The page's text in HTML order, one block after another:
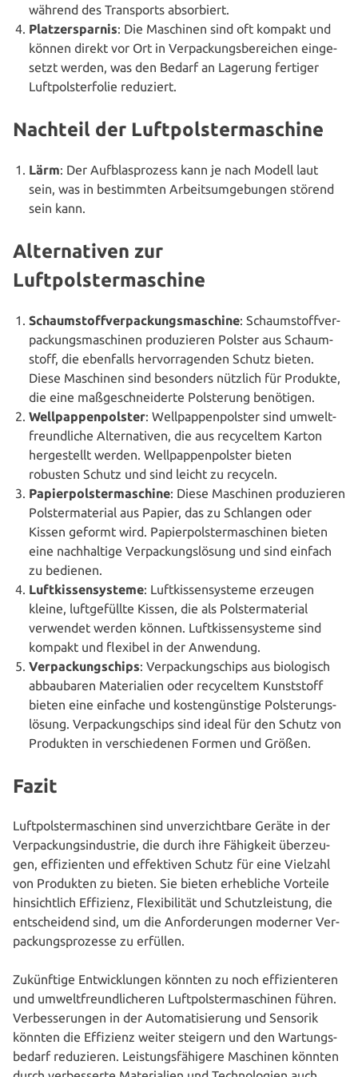
während des Trans­ports absorbiert.
Platz­erspar­nis: Die Maschinen sind oft kompakt und
können direkt vor Ort in Ver­pa­ckungs­be­rei­chen ein­ge­
setzt werden, was den Bedarf an Lagerung fertiger
Luft­pols­ter­fo­lie reduziert.
Nachteil der Luftpolstermaschine
Lärm: Der Auf­blas­pro­zess kann je nach Modell laut
sein, was in bestimm­ten Arbeits­um­ge­bun­gen störend
sein kann.
Alternativen zur
Luftpolstermaschine
Schaum­stoff­ver­pa­ckungs­ma­schi­ne: Schaum­stoff­ver­
pa­ckungs­ma­schi­nen pro­du­zie­ren Polster aus Schaum­
stoff, die ebenfalls her­vor­ra­gen­den Schutz bieten.
Diese Maschinen sind besonders nützlich für Produkte,
die eine maß­ge­schnei­der­te Pols­te­rung benötigen.
Well­pap­pen­pols­ter: Well­pap­pen­pols­ter sind umwelt­
freund­li­che Alter­na­ti­ven, die aus recy­cel­tem Karton
her­ge­stellt werden. Well­pap­pen­pols­ter bieten
robusten Schutz und sind leicht zu recyceln.
Papier­pols­ter­ma­schi­ne: Diese Maschinen pro­du­zie­ren
Pols­ter­ma­te­ri­al aus Papier, das zu Schlangen oder
Kissen geformt wird. Papier­pols­ter­ma­schi­nen bieten
eine nach­hal­ti­ge Ver­pa­ckungs­lö­sung und sind einfach
zu bedienen.
Luft­kis­sen­sys­te­me: Luft­kis­sen­sys­te­me erzeugen
kleine, luft­ge­füll­te Kissen, die als Pols­ter­ma­te­ri­al
verwendet werden können. Luft­kis­sen­sys­te­me sind
kompakt und flexibel in der Anwendung.
Ver­pa­ckungs­chips: Ver­pa­ckungs­chips aus bio­lo­gisch
abbau­ba­ren Mate­ria­li­en oder recy­cel­tem Kunst­stoff
bieten eine einfache und kos­ten­güns­ti­ge Pols­te­rungs­
lö­sung. Ver­pa­ckungs­chips sind ideal für den Schutz von
Produkten in ver­schie­de­nen Formen und Größen.
Fazit
Luft­pols­ter­ma­schi­nen sind unver­zicht­ba­re Geräte in der
Ver­pa­ckungs­in­dus­trie, die durch ihre Fähigkeit über­zeu­
gen, effi­zi­en­ten und effek­ti­ven Schutz für eine Vielzahl
von Produkten zu bieten. Sie bieten erheb­li­che Vorteile
hin­sicht­lich Effizienz, Fle­xi­bi­li­tät und Schutz­leis­tung, die
ent­schei­dend sind, um die Anfor­de­run­gen moderner Ver­
pa­ckungs­pro­zes­se zu erfüllen.
Zukünf­ti­ge Ent­wick­lun­gen könnten zu noch effi­zi­en­te­ren
und umwelt­freund­li­che­ren Luft­pols­ter­ma­schi­nen führen.
Ver­bes­se­run­gen in der Auto­ma­ti­sie­rung und Sensorik
könnten die Effizienz weiter steigern und den War­tungs­
be­darf redu­zie­ren. Leis­tungs­fä­hi­ge­re Maschinen könnten